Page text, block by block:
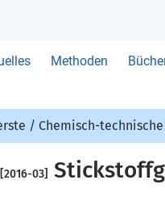
Methoden
/ Chemisch-
[2016-03]